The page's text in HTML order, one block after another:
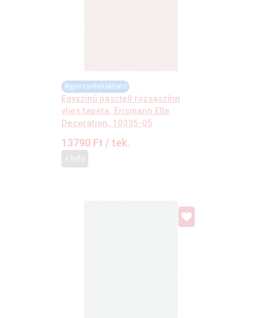
#gyorsanfelrakható
Egyszínű pasztell rózsaszínn
vlies tapéta, Erismann Elle
Decoration, 10335-05
13790 Ft / tek.
+ Info